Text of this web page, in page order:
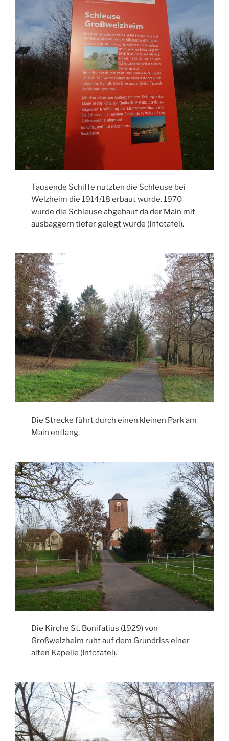
Tausende Schiffe nutzten die Schleuse bei
Welzheim die 1914/18 erbaut wurde. 1970
wurde die Schleuse abgebaut da der Main mit
ausbaggern tiefer gelegt wurde (Infotafel).
Die Strecke führt durch einen kleinen Park am
Main entlang.
Die Kirche St. Bonifatius (1929) von
Großwelzheim ruht auf dem Grundriss einer
alten Kapelle (Infotafel).